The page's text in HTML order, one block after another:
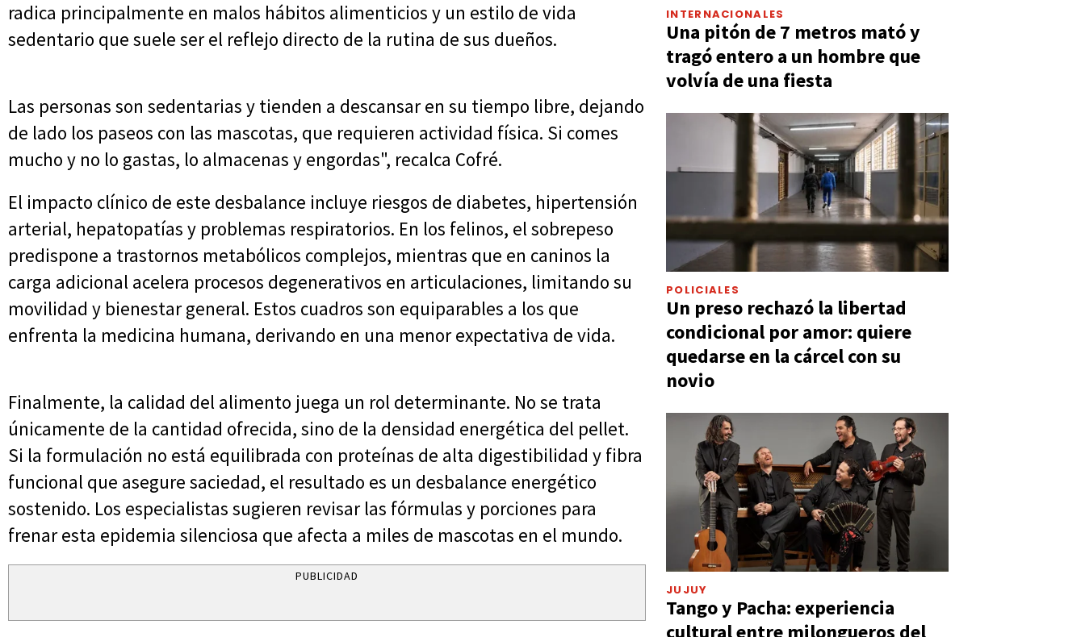
radica principalmente en malos hábitos alimenticios y un estilo de vida
sedentario que suele ser el reflejo directo de la rutina de sus dueños.
Las personas son sedentarias y tienden a descansar en su tiempo libre, dejando
de lado los paseos con las mascotas, que requieren actividad física. Si comes
mucho y no lo gastas, lo almacenas y engordas", recalca Cofré.
El impacto clínico de este desbalance incluye riesgos de diabetes, hipertensión
arterial, hepatopatías y problemas respiratorios. En los felinos, el sobrepeso
predispone a trastornos metabólicos complejos, mientras que en caninos la
carga adicional acelera procesos degenerativos en articulaciones, limitando su
movilidad y bienestar general. Estos cuadros son equiparables a los que
enfrenta la medicina humana, derivando en una menor expectativa de vida.
Finalmente, la calidad del alimento juega un rol determinante. No se trata
únicamente de la cantidad ofrecida, sino de la densidad energética del pellet.
Si la formulación no está equilibrada con proteínas de alta digestibilidad y fibra
funcional que asegure saciedad, el resultado es un desbalance energético
sostenido. Los especialistas sugieren revisar las fórmulas y porciones para
frenar esta epidemia silenciosa que afecta a miles de mascotas en el mundo.
PUBLICIDAD
INTERNACIONALES
Una pitón de 7 metros mató y
tragó entero a un hombre que
volvía de una fiesta
POLICIALES
Un preso rechazó la libertad
condicional por amor: quiere
quedarse en la cárcel con su
novio
JUJUY
Tango y Pacha: experiencia
cultural entre milongueros del